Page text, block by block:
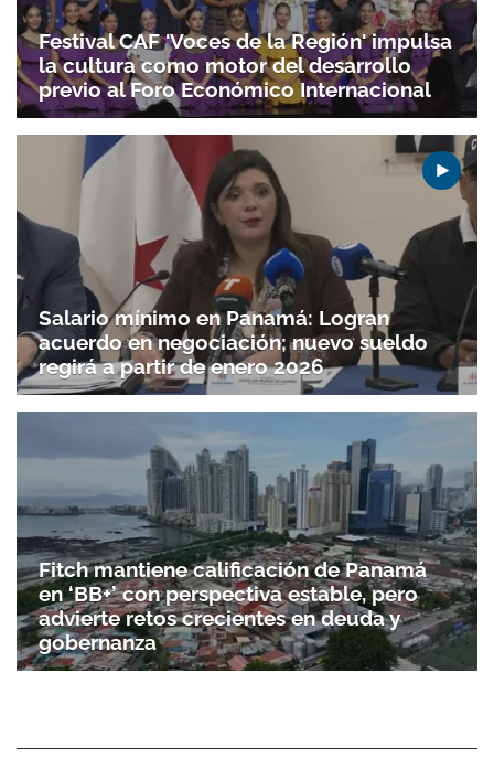
Festival CAF 'Voces de la Región' impulsa
la cultura como motor del desarrollo
previo al Foro Económico Internacional
Salario mínimo en Panamá: Logran
acuerdo en negociación; nuevo sueldo
regirá a partir de enero 2026
Fitch mantiene calificación de Panamá
en ‘BB+’ con perspectiva estable, pero
advierte retos crecientes en deuda y
gobernanza